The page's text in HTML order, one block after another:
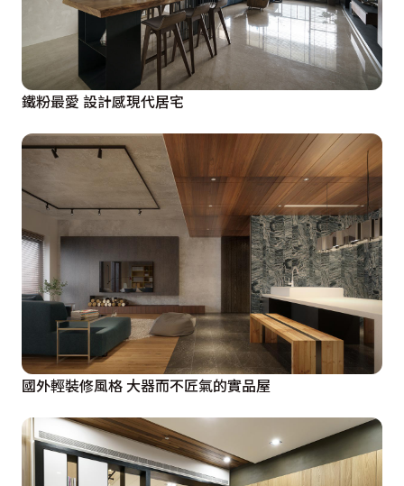
鐵粉最愛 設計感現代居宅
國外輕裝修風格 大器而不匠氣的實品屋